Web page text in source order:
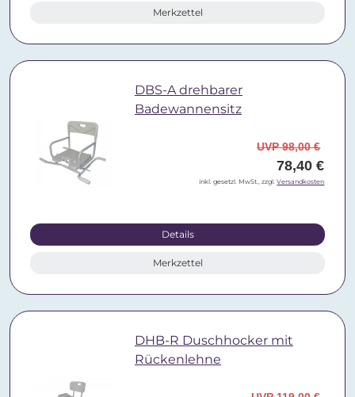
Merkzettel
DBS-A drehbarer
Badewannensitz
UVP 98,00 €
78,40 €
inkl. gesetzl. MwSt., zzgl.Versandkosten
Details
Merkzettel
DHB-R Duschhocker mit
Rückenlehne